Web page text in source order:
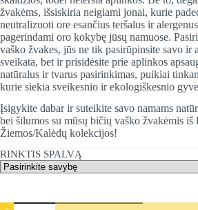
žvakėms, išsiskiria neigiami jonai, kurie
neutralizuoti ore esančius teršalus ir
pagerindami oro kokybę jūsų namuose.
vaško žvakes, jūs ne tik pasirūpinsite savo ir
sveikata, bet ir prisidėsite prie aplinkos
natūralus ir tvarus pasirinkimas, puikiai
kurie siekia sveikesnio ir ekologiškesnio
Įsigykite dabar ir suteikite savo namams
bei šilumos su mūsų bičių vaško žvakėmis iš
Žiemos/Kalėdų kolekcijos!
RINKTIS SPALVĄ
produkto